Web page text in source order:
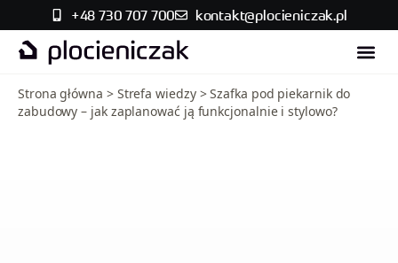
+48 730 707 700 kontakt@plocieniczak.pl
Strona główna > Strefa wiedzy>Szafka pod piekarnik do
zabudowy – jak zaplanować ją funkcjonalnie i stylowo?